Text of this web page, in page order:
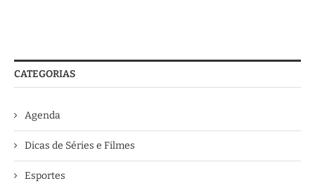
CATEGORIAS
Agenda
Dicas de Séries e Filmes
Esportes